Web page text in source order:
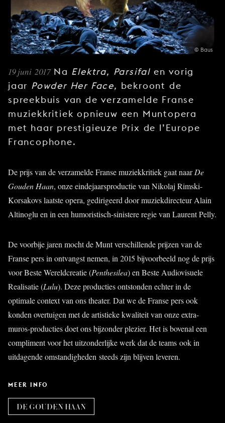
DE
MUNT
STEUN
© Baus
19 juni 2017 Na Elektra, Parsifal en vorig
jaar Powder Her Face, bekroont de
spreekbuis van de verzamelde Franse
muziekkritiek opnieuw een Muntopera
met haar prestigieuze Prix de l’Europe
Francophone.
De prijs van de verzamelde Franse muziekkritiek gaat naarDe
Gouden Haan, onze eindejaarsproductie van Nikolaj Rimski-
Korsakovs laatste opera, gedirigeerd door muziekdirecteur Alain
Altinoglu en in een humoristisch-sinistere regie van Laurent Pelly.
De voorbije jaren mocht de Munt verschillende prijzen van de
Franse pers in ontvangst nemen, in 2015 bijvoorbeeld nog de prijs
voor Beste Wereldcreatie (Penthesilea) en Beste Audiovisuele
Realisatie (Lulu). Deze producties ontstonden echter in de
optimale context van ons theater. Dat we de Franse pers ook
konden overtuigen met de artistieke kwaliteit van onze extra-
muros-producties doet ons bijzonder plezier. Het is bovenal een
compliment voor het uitzonderlijke werk dat de teams ook in
uitdagende omstandigheden steeds zijn blijven leveren.
MEER INFO
DE GOUDEN HAAN